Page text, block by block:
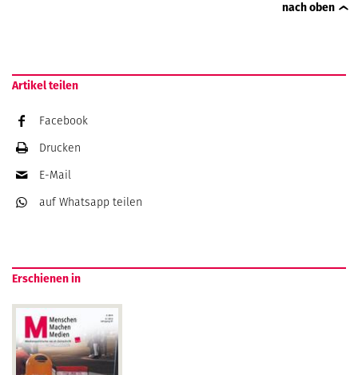
nach oben
Artikel teilen
Facebook
Drucken
E-Mail
auf Whatsapp teilen
Erschienen in